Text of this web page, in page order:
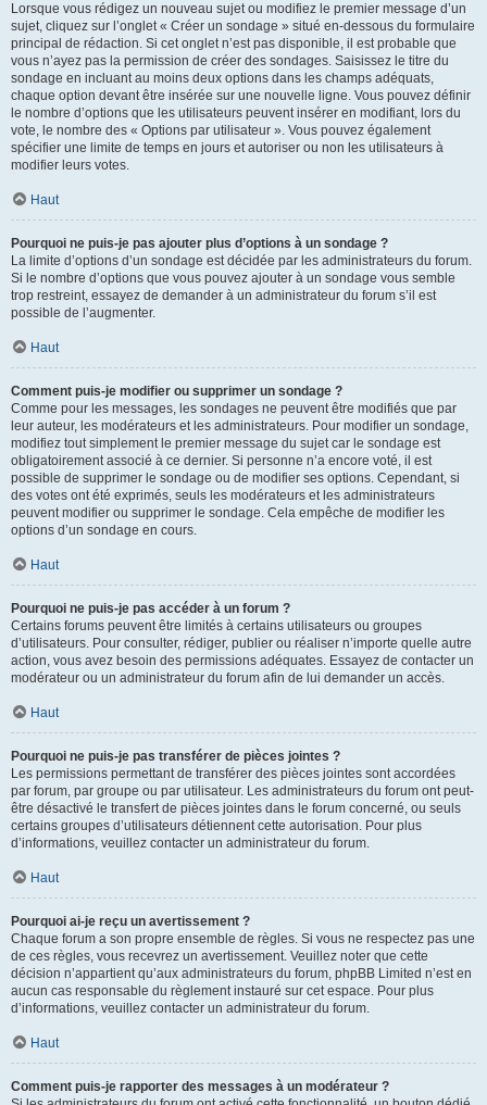
Lorsque vous rédigez un nouveau sujet ou modifiez le premier message d’un
sujet, cliquez sur l’onglet « Créer un sondage » situé en-dessous du formulaire
principal de rédaction. Si cet onglet n’est pas disponible, il est probable que
vous n’ayez pas la permission de créer des sondages. Saisissez le titre du
sondage en incluant au moins deux options dans les champs adéquats,
chaque option devant être insérée sur une nouvelle ligne. Vous pouvez définir
le nombre d’options que les utilisateurs peuvent insérer en modifiant, lors du
vote, le nombre des « Options par utilisateur ». Vous pouvez également
spécifier une limite de temps en jours et autoriser ou non les utilisateurs à
modifier leurs votes.
Haut
Pourquoi ne puis-je pas ajouter plus d’options à un sondage ?
La limite d’options d’un sondage est décidée par les administrateurs du forum.
Si le nombre d’options que vous pouvez ajouter à un sondage vous semble
trop restreint, essayez de demander à un administrateur du forum s’il est
possible de l’augmenter.
Haut
Comment puis-je modifier ou supprimer un sondage ?
Comme pour les messages, les sondages ne peuvent être modifiés que par
leur auteur, les modérateurs et les administrateurs. Pour modifier un sondage,
modifiez tout simplement le premier message du sujet car le sondage est
obligatoirement associé à ce dernier. Si personne n’a encore voté, il est
possible de supprimer le sondage ou de modifier ses options. Cependant, si
des votes ont été exprimés, seuls les modérateurs et les administrateurs
peuvent modifier ou supprimer le sondage. Cela empêche de modifier les
options d’un sondage en cours.
Haut
Pourquoi ne puis-je pas accéder à un forum ?
Certains forums peuvent être limités à certains utilisateurs ou groupes
d’utilisateurs. Pour consulter, rédiger, publier ou réaliser n’importe quelle autre
action, vous avez besoin des permissions adéquates. Essayez de contacter un
modérateur ou un administrateur du forum afin de lui demander un accès.
Haut
Pourquoi ne puis-je pas transférer de pièces jointes ?
Les permissions permettant de transférer des pièces jointes sont accordées
par forum, par groupe ou par utilisateur. Les administrateurs du forum ont peut-
être désactivé le transfert de pièces jointes dans le forum concerné, ou seuls
certains groupes d’utilisateurs détiennent cette autorisation. Pour plus
d’informations, veuillez contacter un administrateur du forum.
Haut
Pourquoi ai-je reçu un avertissement ?
Chaque forum a son propre ensemble de règles. Si vous ne respectez pas une
de ces règles, vous recevrez un avertissement. Veuillez noter que cette
décision n’appartient qu’aux administrateurs du forum, phpBB Limited n’est en
aucun cas responsable du règlement instauré sur cet espace. Pour plus
d’informations, veuillez contacter un administrateur du forum.
Haut
Comment puis-je rapporter des messages à un modérateur ?